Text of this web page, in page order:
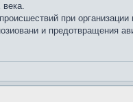
при
и предотвращения